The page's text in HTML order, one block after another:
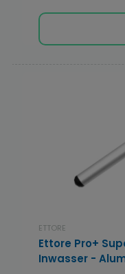
ETTORE
Ettore Pro+
Inwasser -